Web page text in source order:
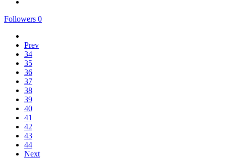
Followers 0
Prev
34
35
36
37
38
39
40
41
42
43
44
Next